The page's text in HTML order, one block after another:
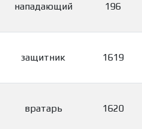
нападающий 196
защитник 1619
вратарь 1620